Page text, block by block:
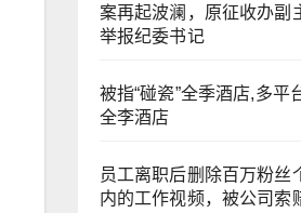
案再起波澜，原征收办副
举报纪委书记
被指“碰瓷”全季酒店,多平
全李酒店
员工离职后删除百万粉丝
内的工作视频，被公司索